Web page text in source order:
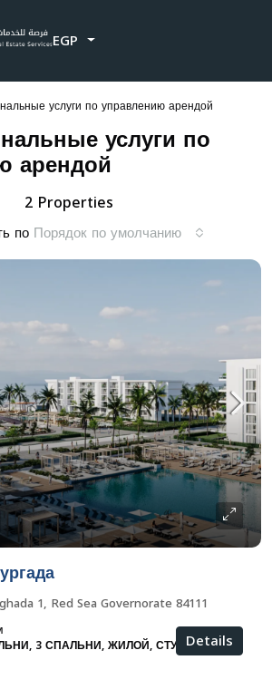
EGP
услуги по управлению арендой
услуги по
арендой
2 Properties
по Порядок по умолчанию
1, Red Sea Governorate 84111
3 СПАЛЬНИ, ЖИЛОЙ, СТУДИЯDetails